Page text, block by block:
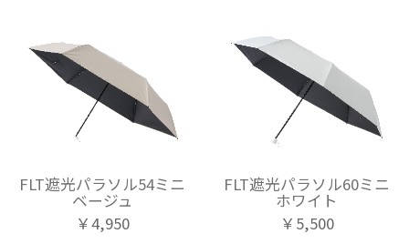
FLT遮光パラソル54ミニ
ベージュ
￥4,950
FLT遮光パラソル60ミニ
ホワイト
￥5,500